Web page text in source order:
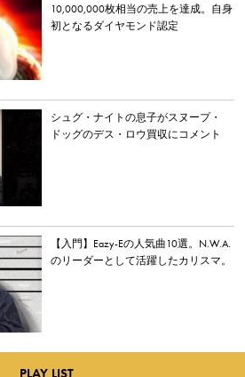
10,000,000枚相当の売上を達成。自身
初となるダイヤモンド認定
シュグ・ナイトの息子がスヌープ・
ドッグのデス・ロウ買収にコメント
【入門】Eazy-Eの人気曲10選。N.W.A.
のリーダーとして活躍したカリスマ。
PLAY LIST